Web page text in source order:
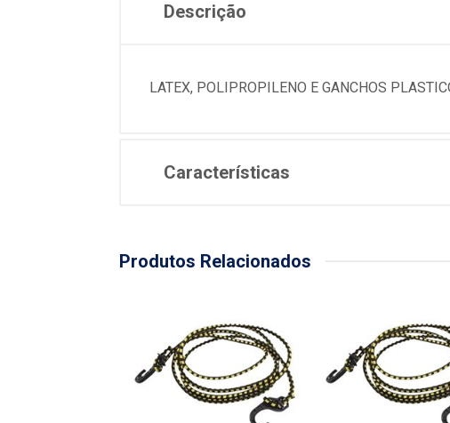
Descrição
LATEX, POLIPROPILENO E GANCHOS
Características
Produtos Relacionados